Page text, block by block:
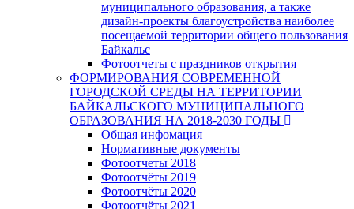
муниципального образования, а также
дизайн-проекты благоустройства наиболее
посещаемой территории общего пользования
Байкальс
Фотоотчеты с праздников открытия
ФОРМИРОВАНИЯ СОВРЕМЕННОЙ
ГОРОДСКОЙ СРЕДЫ НА ТЕРРИТОРИИ
БАЙКАЛЬСКОГО МУНИЦИПАЛЬНОГО
ОБРАЗОВАНИЯ НА 2018-2030 ГОДЫ
Общая инфомация
Нормативные документы
Фотоотчеты 2018
Фотоотчёты 2019
Фотоотчёты 2020
Фотоотчёты 2021